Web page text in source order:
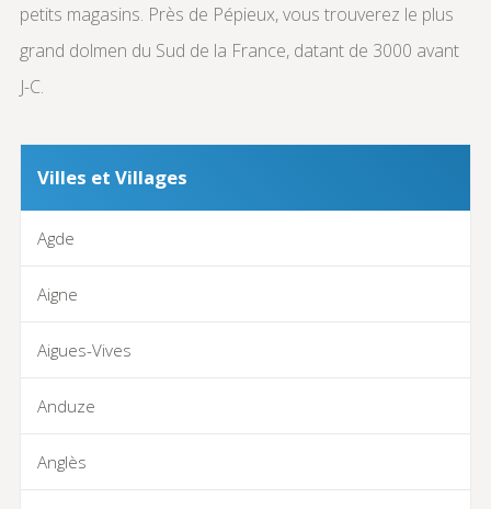
petits magasins. Près de Pépieux, vous trouverez le plus
grand dolmen du Sud de la France, datant de 3000 avant
J-C.
Villes et Villages
Agde
Aigne
Aigues-Vives
Anduze
Anglès